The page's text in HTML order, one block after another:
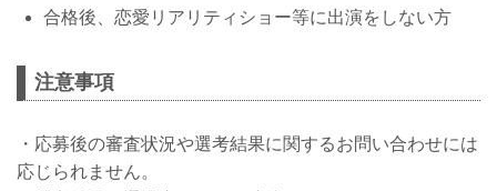
合格後、恋愛リアリティショー等に出演をしない方
注意事項
・応募後の審査状況や選考結果に関するお問い合わせには
応じられません。